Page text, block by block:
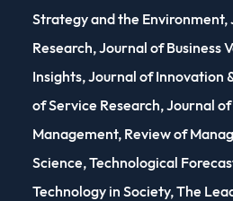
Strategy and the Environment,
Research, Journal of Business
Insights, Journal of Innovation
of Service Research, Journal of
Management, Review of
Science, Technological
Technology in Society, The